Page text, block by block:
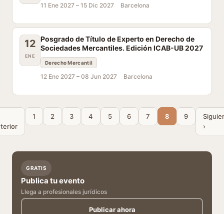
11 Ene 2027 – 15 Dic 2027 Barcelona
12
ENE
Posgrado de Título de Experto en Derecho de
Sociedades Mercantiles. Edición ICAB-UB 2027
Derecho Mercantil
12 Ene 2027 – 08 Jun 2027 Barcelona
1 2 3 4 5 6 7 8 9
›
GRATIS
Publica tu evento
Llega a profesionales jurídicos
Publicar ahora